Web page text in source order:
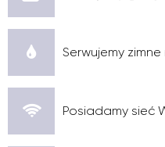
Serwujemy
Posiadamy sieć